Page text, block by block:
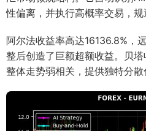
性偏离，并执行高概率交易，规
阿尔法收益率高达16136.8%，
整后创造了巨额超额收益。贝
整体走势弱相关，提供独特分散